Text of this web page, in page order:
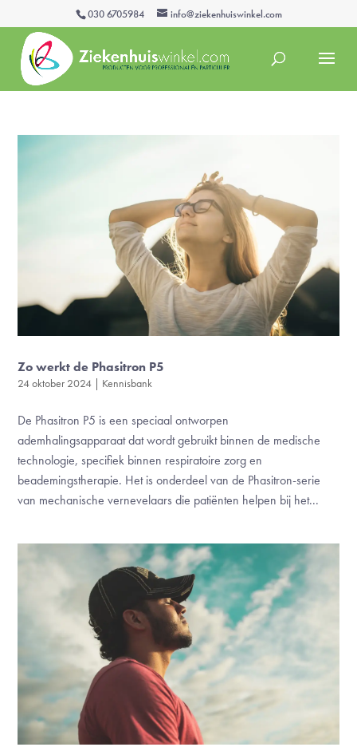
030 6705984 info@ziekenhuiswinkel.com
Zo werkt de Phasitron P5
24 oktober 2024 | Kennisbank
De Phasitron P5 is een speciaal ontworpen
ademhalingsapparaat dat wordt gebruikt binnen de medische
technologie, specifiek binnen respiratoire zorg en
beademingstherapie. Het is onderdeel van de Phasitron-serie
van mechanische vernevelaars die patiënten helpen bij het...